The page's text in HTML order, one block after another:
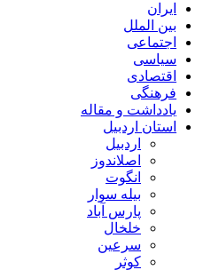
ایران
بین الملل
اجتماعی
سیاسی
اقتصادی
فرهنگی
یادداشت و مقاله
استان اردبیل
اردبیل
اصلاندوز
انگوت
بیله سوار
پارس آباد
خلخال
سرعین
کوثر